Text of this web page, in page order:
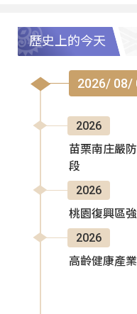
歷史上的今天
2026/ 08/
2026
苗栗南庄嚴
段
2026
桃園復興區
2026
高齡健康產